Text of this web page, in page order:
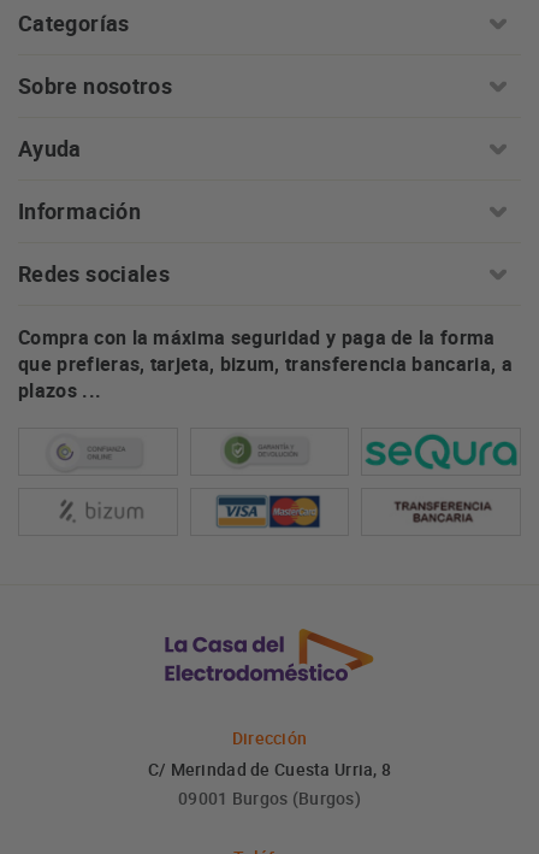
Categorías
Sobre nosotros
Ayuda
Información
Redes sociales
Compra con la máxima seguridad y paga de la forma
que prefieras, tarjeta, bizum, transferencia bancaria, a
plazos ...
Dirección
C/ Merindad de Cuesta Urria, 8
09001 Burgos (Burgos)